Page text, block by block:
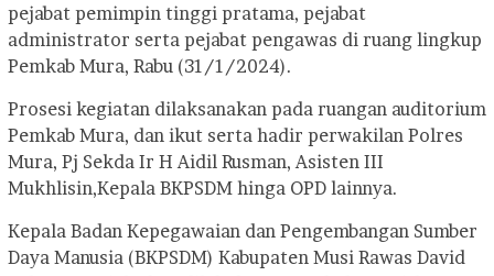
pejabat pemimpin tinggi pratama, pejabat
administrator serta pejabat pengawas di ruang lingkup
Pemkab Mura, Rabu (31/1/2024).
Prosesi kegiatan dilaksanakan pada ruangan auditorium
Pemkab Mura, dan ikut serta hadir perwakilan Polres
Mura, Pj Sekda Ir H Aidil Rusman, Asisten III
Mukhlisin,Kepala BKPSDM hinga OPD lainnya.
Kepala Badan Kepegawaian dan Pengembangan Sumber
Daya Manusia (BKPSDM) Kabupaten Musi Rawas David